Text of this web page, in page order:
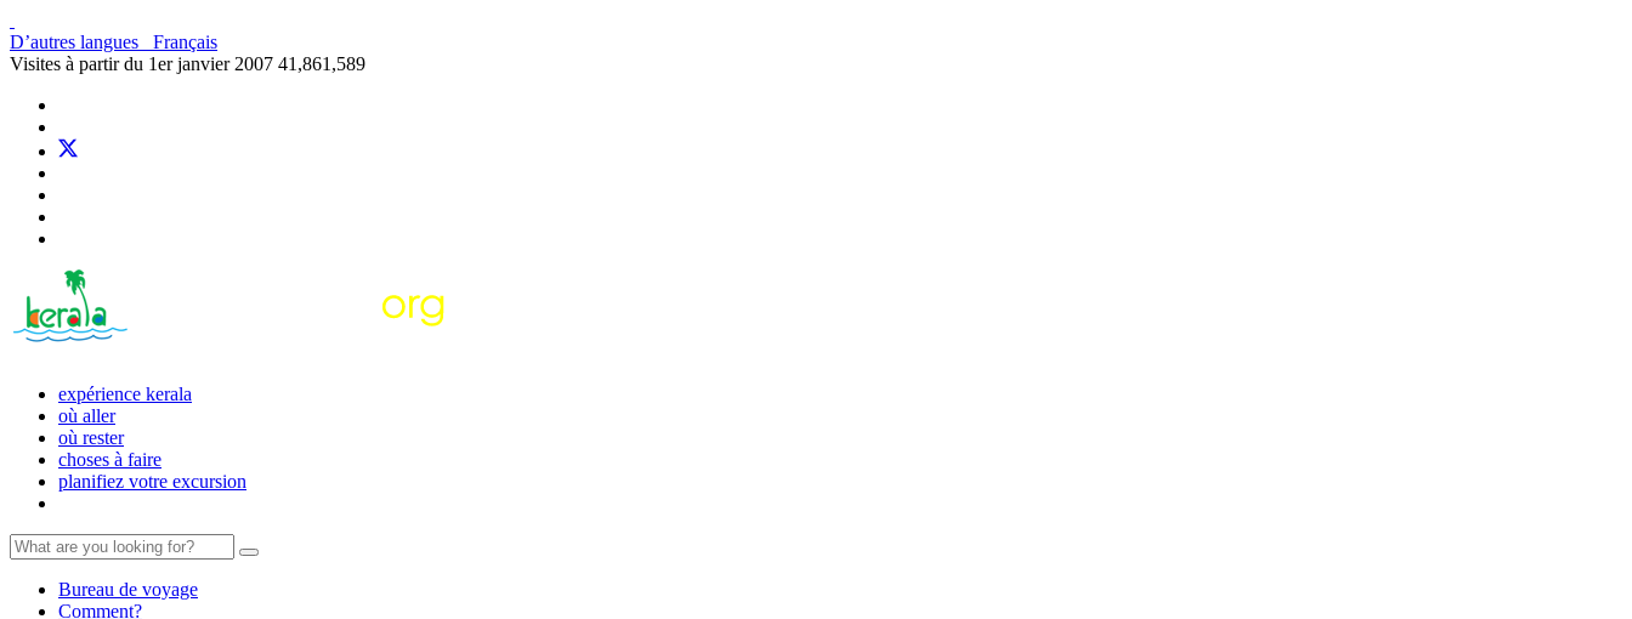
D’autres langues
Français
Visites à partir du 1er janvier 2007 41,861,589
expérience kerala
où aller
où rester
choses à faire
planifiez votre excursion
Bureau de voyage
Comment?